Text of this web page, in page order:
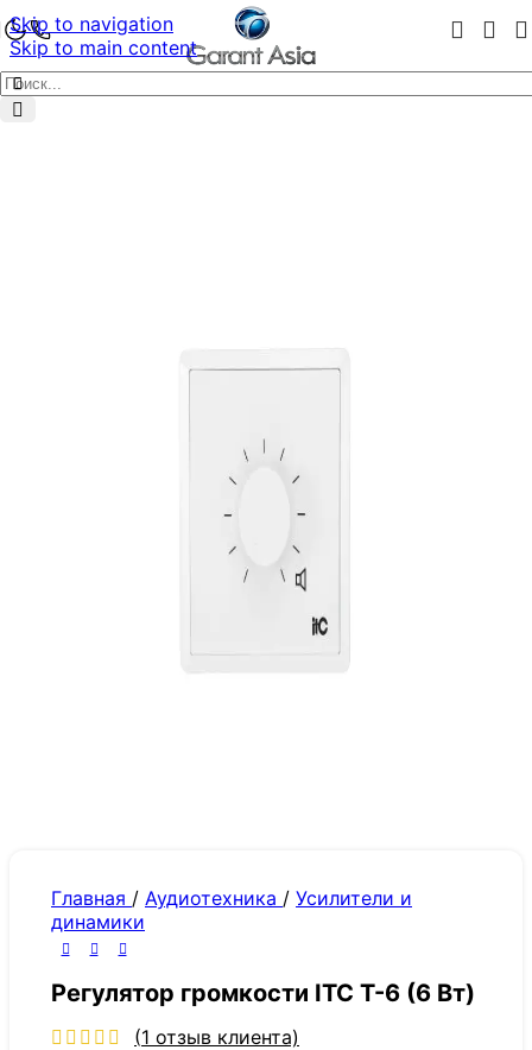
Skip to navigation
Skip to main content
Главная / Аудиотехника / Усилители и
динамики
Регулятор громкости ITC T-6 (6 Вт)
(1 отзыв клиента)